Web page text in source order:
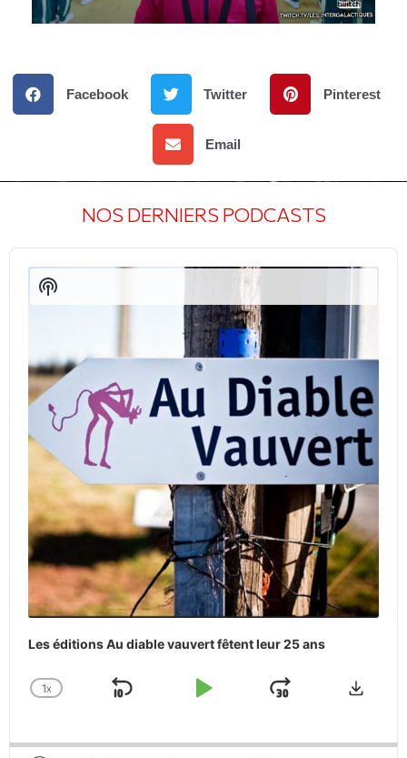
Facebook Twitter Pinterest
Email
NOS DERNIERS PODCASTS
Audio
Player
Les éditions Au diable vauvert fêtent leur 25 ans
CHANGE
1X
SKIP
PLAY
JUMP
Show